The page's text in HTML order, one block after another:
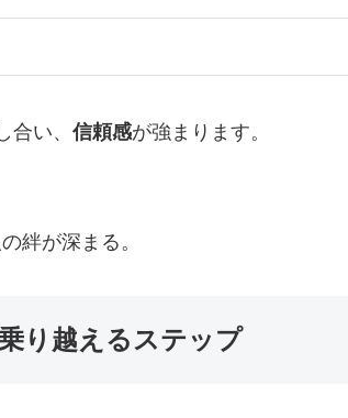
い、 信頼感が強まります。
絆が深まる。
り越えるステップ